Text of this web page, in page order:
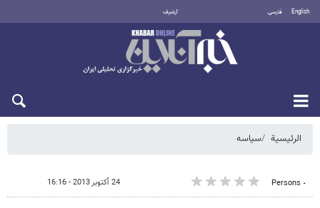
English فارسی أرشيف
الرئيسية سیاسه
٠ Persons 24 أكتوبر 2013 - 16:16